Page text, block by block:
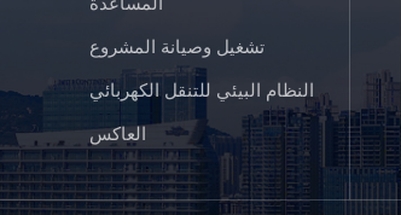
تشغيل وصيانة المشروع
النظام البيئي للتنقل الكهربائي
العاكس